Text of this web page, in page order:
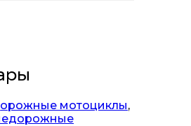
мотоциклы,